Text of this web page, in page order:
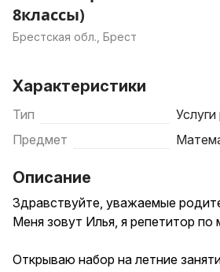
8классы)
Брестская обл., Брест
Характеристики
Тип
Предмет
Описание
Здравствуйте, уважаемые
Меня зовут Илья, я репетитор по
Открываю набор на летние